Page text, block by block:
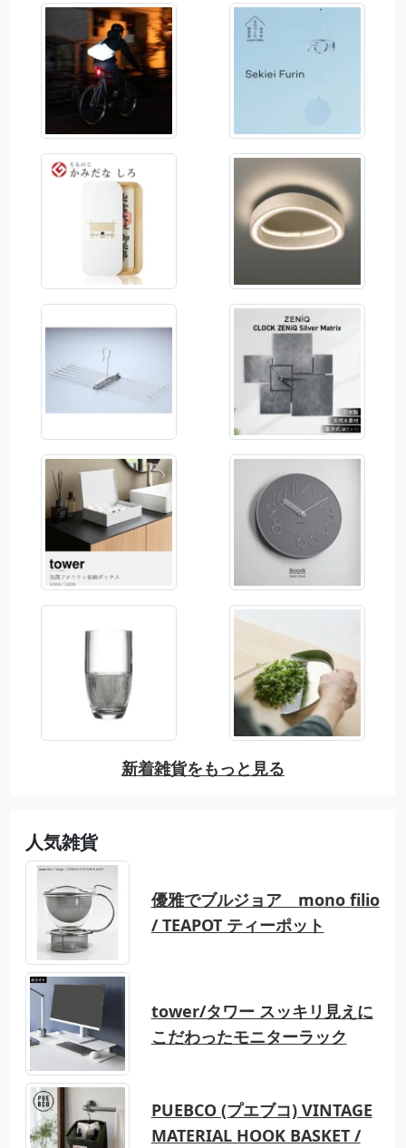
新着雑貨をもっと見る
人気雑貨
優雅でブルジョア mono filio
/ TEAPOT ティーポット
tower/タワー スッキリ見えに
こだわったモニターラック
PUEBCO (プエブコ) VINTAGE
MATERIAL HOOK BASKET /